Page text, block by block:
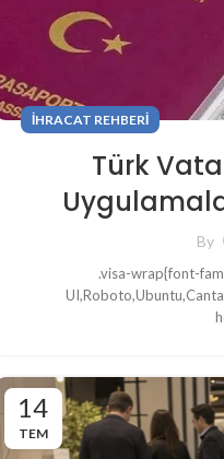
İHRACAT REHBERI
Türk
By
.visa-wrap{font-
14
TEM